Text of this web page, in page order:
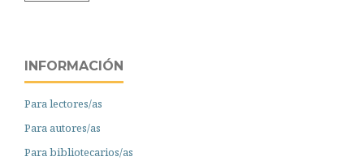
INFORMACIÓN
Para lectores/as
Para autores/as
Para bibliotecarios/as